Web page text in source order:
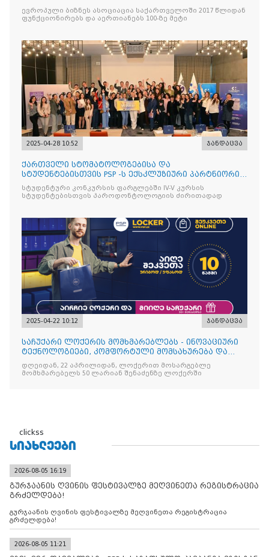
ესტუმრენ
ევროპული ბიზნეს ასოციაცია საქართველოში 2017 წლიდან
ფუნქციონირებს და აერთიანებს 100-ზე მეტი
2025-04-28 10:52 ჯანდაცვა
ქართველი სტომატოლოგებისა და
სტუდენტებისთვის PSP -ს ექსკლუზიური პარტნიორის
იტალიური ბრენდის Curasept-
სტუდენტური კონკურსის ფარგლებში IV-V კურსის
სტუდენტებისთვის პაროდონტოლოგიის ძირითადად
2025-04-22 10:12 ჯანდაცვა
საჩუქარი ლოქერის მომხმარებლებს - ინოვაციური
ტექნოლოგიები, კომფორტული მომსახურება და
ყოველთვის სარგებ
დღეიდან, 22 აპრილიდან, ლოქერით მოსარგებლე
მომხმარებელს 50 ლარიან შენაძენზე ლოქერში
clickss
ᲡᲘᲐᲮᲚᲔᲔᲑᲘ
2026-08-05 16:19
გურჯაანის ღვინის ფესტივალზე მეღვინეთა რეგისტრაცია
გრძელდება!
გურჯაანის ღვინის ფესტივალზე მეღვინეთა რეგისტრაცია
გრძელდება!
2026-08-05 11:21